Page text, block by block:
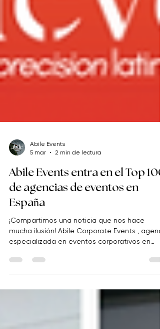
Abile Events
5 mar
2 min de lectura
Abile Events entra en el Top 100
de agencias de eventos en
España
mucha ilusión! Abile Corporate Events ,
especializada en eventos corporativos en
agencias de eventos en España , el ranking
elaborado por El Publicista, una plataforma